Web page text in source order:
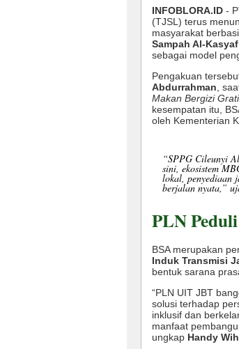
INFOBLORA.ID -
(TJSL) terus
masyarakat
Sampah Al-
sebagai model
Pengakuan
Abdurrahman ,
Makan Bergizi
kesempatan itu,
oleh Kementerian
“SPPG Cileunyi
sini, ekosistem
lokal, penyediaan
berjalan nyata,”
PLN
BSA merupakan
Induk Transmisi
bentuk sarana
“PLN UIT JBT
solusi terhadap
inklusif dan
manfaat
ungkap Handy